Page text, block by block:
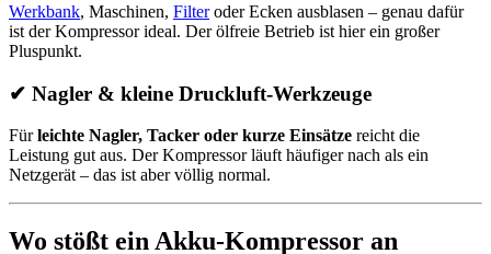
Werkbank, Maschinen, Filteroder Ecken ausblasen – genau dafür
ist der Kompressor ideal. Der ölfreie Betrieb ist hier ein großer
Pluspunkt.
✔ Nagler & kleine Druckluft-Werkzeuge
Fürleichte Nagler, Tacker oder kurze Einsätze reicht die
Leistung gut aus. Der Kompressor läuft häufiger nach als ein
Netzgerät – das ist aber völlig normal.
Wo stößt ein Akku-Kompressor an